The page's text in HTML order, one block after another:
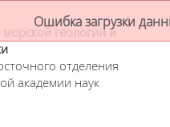
Ошибка загрузки
морской геологии и
отделения
академии наук